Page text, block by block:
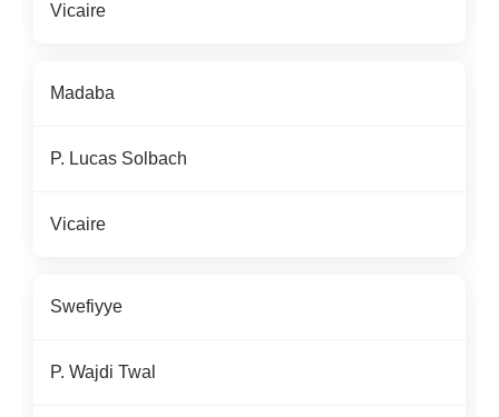
Vicaire
Madaba
P.LucasSolbach
Vicaire
Swefiyye
P.WajdiTwal